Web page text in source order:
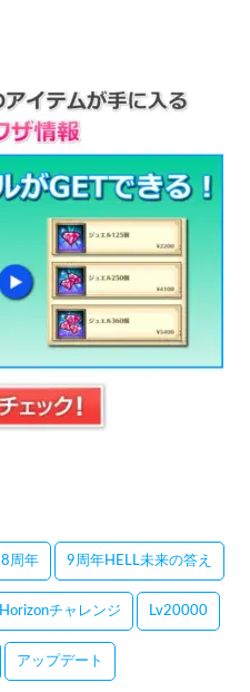
8周年 9周年HELL未来の答え
Horizonチャレンジ Lv20000
アップデート